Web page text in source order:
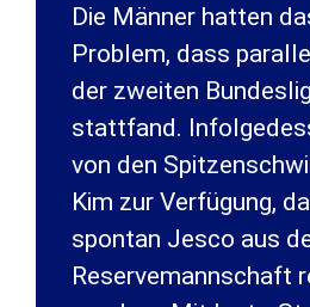
Die Männer hatten
Problem, dass
der zweiten
stattfand.
von den
Kim zur Verfügung,
spontan Jesco aus
Reservemannschaft